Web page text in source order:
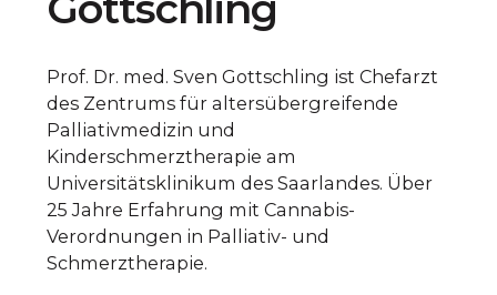
Prof. Dr. med. Sven Gottschling ist Chefarzt
des Zentrums für altersübergreifende
Palliativmedizin und
Kinderschmerztherapie am
Universitätsklinikum des Saarlandes. Über
25 Jahre Erfahrung mit Cannabis-
Verordnungen in Palliativ- und
Schmerztherapie.